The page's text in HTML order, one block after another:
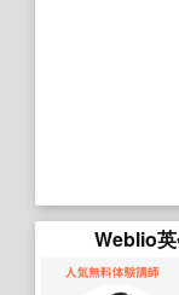
Weblio英